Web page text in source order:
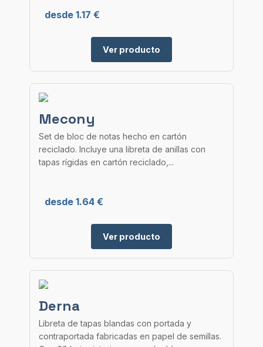
desde 1.17 €
Ver producto
Mecony
Set de bloc de notas hecho en cartón
reciclado. Incluye una libreta de anillas con
tapas rígidas en cartón reciclado,...
desde 1.64 €
Ver producto
Derna
Libreta de tapas blandas con portada y
contraportada fabricadas en papel de semillas.